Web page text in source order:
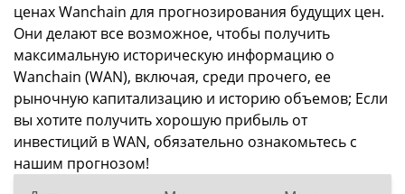
ценах Wanchain для прогнозирования будущих цен.
Они делают все возможное, чтобы получить
максимальную историческую информацию о
Wanchain (WAN), включая, среди прочего, ее
рыночную капитализацию и историю объемов; Если
вы хотите получить хорошую прибыль от
инвестиций в WAN, обязательно ознакомьтесь с
нашим прогнозом!